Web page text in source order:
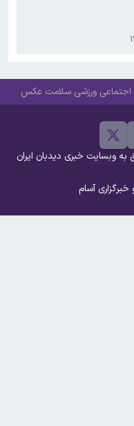
کسانی باید بیشتر کار کنند و
ورزشی سلامت عکس
وبسایت خبری دیدبان ایران
آسام